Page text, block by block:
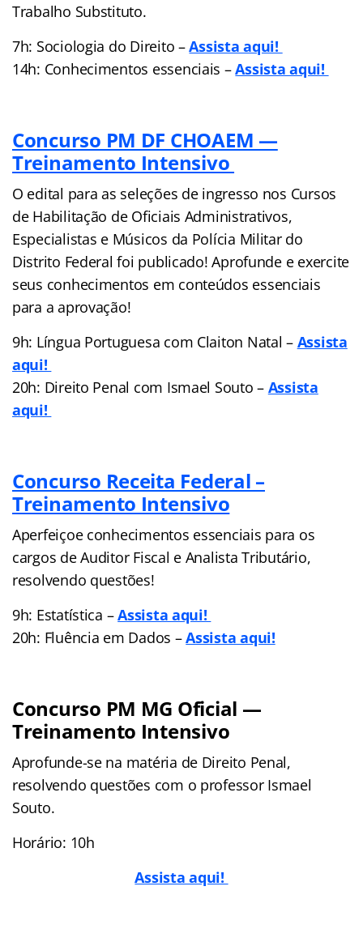
Trabalho Substituto.
7h: Sociologia do Direito –Assista aqui!
14h: Conhecimentos essenciais –Assista aqui!
Concurso PM DF CHOAEM —
Treinamento Intensivo
O edital para as seleções de ingresso nos Cursos
de Habilitação de Oficiais Administrativos,
Especialistas e Músicos da Polícia Militar do
Distrito Federal foi publicado! Aprofunde e exercite
seus conhecimentos em conteúdos essenciais
para a aprovação!
9h: Língua Portuguesa com Claiton Natal – Assista
aqui!
20h: Direito Penal com Ismael Souto – Assista
aqui!
Concurso Receita Federal –
Treinamento Intensivo
Aperfeiçoe conhecimentos essenciais para os
cargos de Auditor Fiscal e Analista Tributário,
resolvendo questões!
9h: Estatística –Assista aqui!
20h: Fluência em Dados –Assista aqui!
Concurso PM MG Oficial —
Treinamento Intensivo
Aprofunde-se na matéria de Direito Penal,
resolvendo questões com o professor Ismael
Souto.
Horário: 10h
Assista aqui!